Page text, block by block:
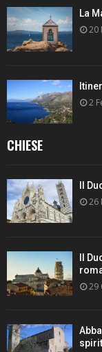
La
20
2
CHIESE
Il
26
Il
29